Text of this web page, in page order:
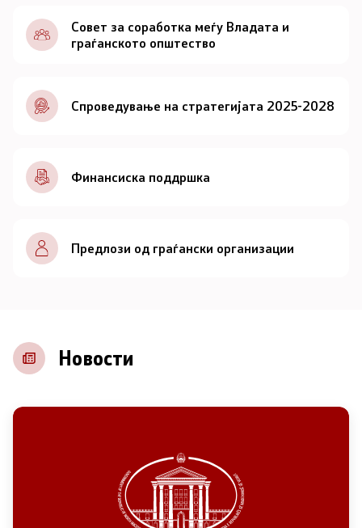
Документи
Совет
За советот
Документи
Записници и дневни редови од седниците на
Советот
Контакт
Основање на здружение
Совет за соработка меѓу Владата и
граѓанското општество
Спроведување на стратегијата 2025-2028
Финансиска поддршка
Предлози од граѓански организации
Новости